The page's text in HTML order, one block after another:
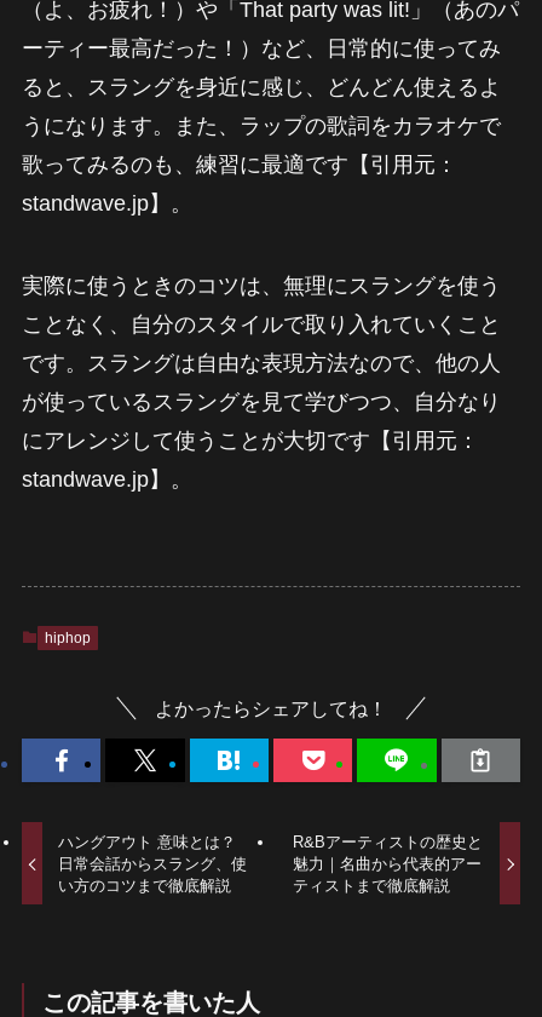
（よ、お疲れ！）や「That party was lit!」（あのパ
ーティー最高だった！）など、日常的に使ってみ
ると、スラングを身近に感じ、どんどん使えるよ
うになります。また、ラップの歌詞をカラオケで
歌ってみるのも、練習に最適です【引用元：
standwave.jp】。
実際に使うときのコツは、無理にスラングを使う
ことなく、自分のスタイルで取り入れていくこと
です。スラングは自由な表現方法なので、他の人
が使っているスラングを見て学びつつ、自分なり
にアレンジして使うことが大切です【引用元：
standwave.jp】。
hiphop
よかったらシェアしてね！
ハングアウト 意味とは？
日常会話からスラング、使
い方のコツまで徹底解説
R&Bアーティストの歴史と
魅力｜名曲から代表的アー
ティストまで徹底解説
この記事を書いた人